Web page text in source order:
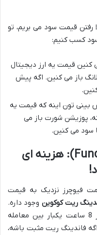
رفتن قیمت سود می بریم، تو
سود کسب کنیم:
کنین قیمت یه ارز دیجیتال
باز می کنین. اگه پیش
بینی تون اینه که قیمت یه
پوزیشن شورت باز می
سود می کنین.
فاندینگ ریت (Funding Rate): هزینه ای
فیوچرز نزدیک به قیمت
ریت کوکوین وجود داره.
این یه هزینه کوچیکه که معمولاً هر 8 ساعت یکبار بین معامله
فاندینگ ریت مثبت باشه،